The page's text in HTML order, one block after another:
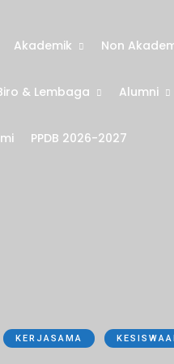
Akademik Non
& Lembaga Alumni
PPDB 2026-2027
KERJASAMA